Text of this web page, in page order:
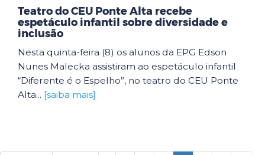
Teatro do CEU Ponte Alta recebe
espetáculo infantil sobre diversidade e
inclusão
Nesta quinta-feira (8) os alunos da EPG Edson
Nunes Malecka assistiram ao espetáculo infantil
“Diferente é o Espelho”, no teatro do CEU Ponte
Alta... [saiba mais]